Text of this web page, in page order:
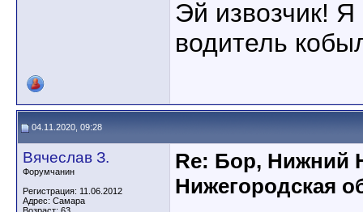
Эй извозчик! Я
водитель
04.11.2020, 09:28
Вячеслав З.
Форумчанин
Регистрация: 11.06.2012
Адрес: Самара
Re: Бор, Нижний
Нижегородская